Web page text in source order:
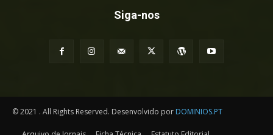
Siga-nos
© 2021 . All Rights Reserved. Desenvolvido por DOMINIOS.PT